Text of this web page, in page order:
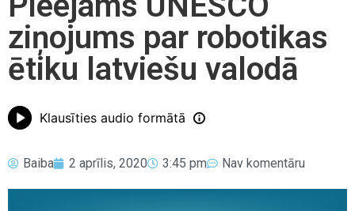
ziņojums par robotikas
ētiku latviešu valodā
Klausīties audio formātā
Baiba 2 aprīlis, 2020 3:45 pm Nav komentāru